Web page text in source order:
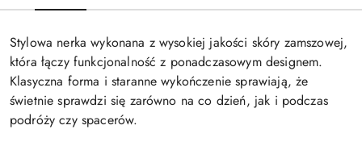
Stylowa nerka wykonana z wysokiej jakości skóry zamszowej,
która łączy funkcjonalność z ponadczasowym designem.
Klasyczna forma i staranne wykończenie sprawiają, że
świetnie sprawdzi się zarówno na co dzień, jak i podczas
podróży czy spacerów.